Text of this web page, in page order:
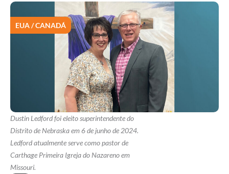
EUA / CANADÁ
Dustin Ledford foi eleito superintendente do
Distrito de Nebraska em 6 de junho de 2024.
Ledford atualmente serve como pastor de
Carthage Primeira Igreja do Nazareno em
Missouri.